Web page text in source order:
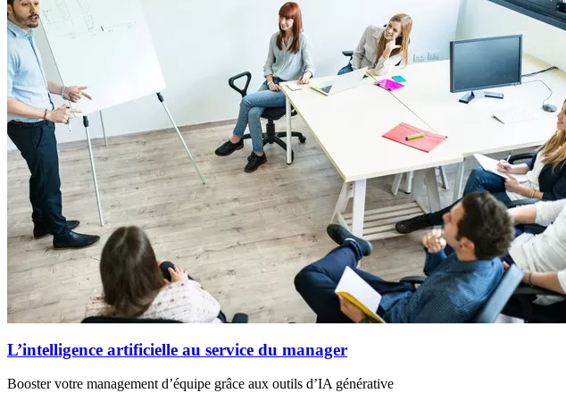
L’intelligence artificielle au service du manager
Booster votre management d’équipe grâce aux outils d’IA générative